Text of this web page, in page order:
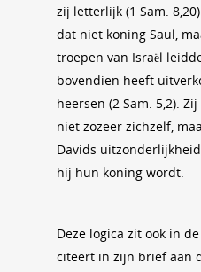
zij letterlijk (1 Sam.
dat niet koning Saul,
troepen van Israël
bovendien heeft
heersen (2 Sam. 5,2).
niet zozeer zichzelf,
Davids
hij hun koning wordt.
Deze logica zit ook in
citeert in zijn brief aan